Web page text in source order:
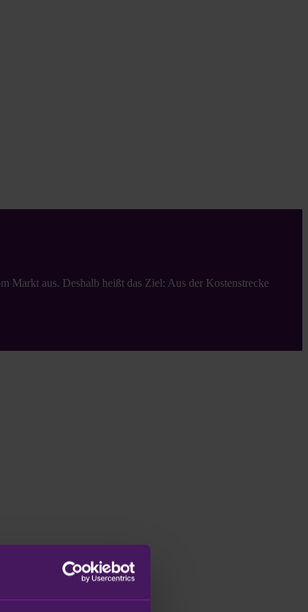
Markt aus. Deshalb heißt das Ziel: Aus der Kostenstrecke